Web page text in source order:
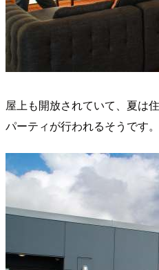
屋上も開放されていて、夏は
パーティが行われるそうです。